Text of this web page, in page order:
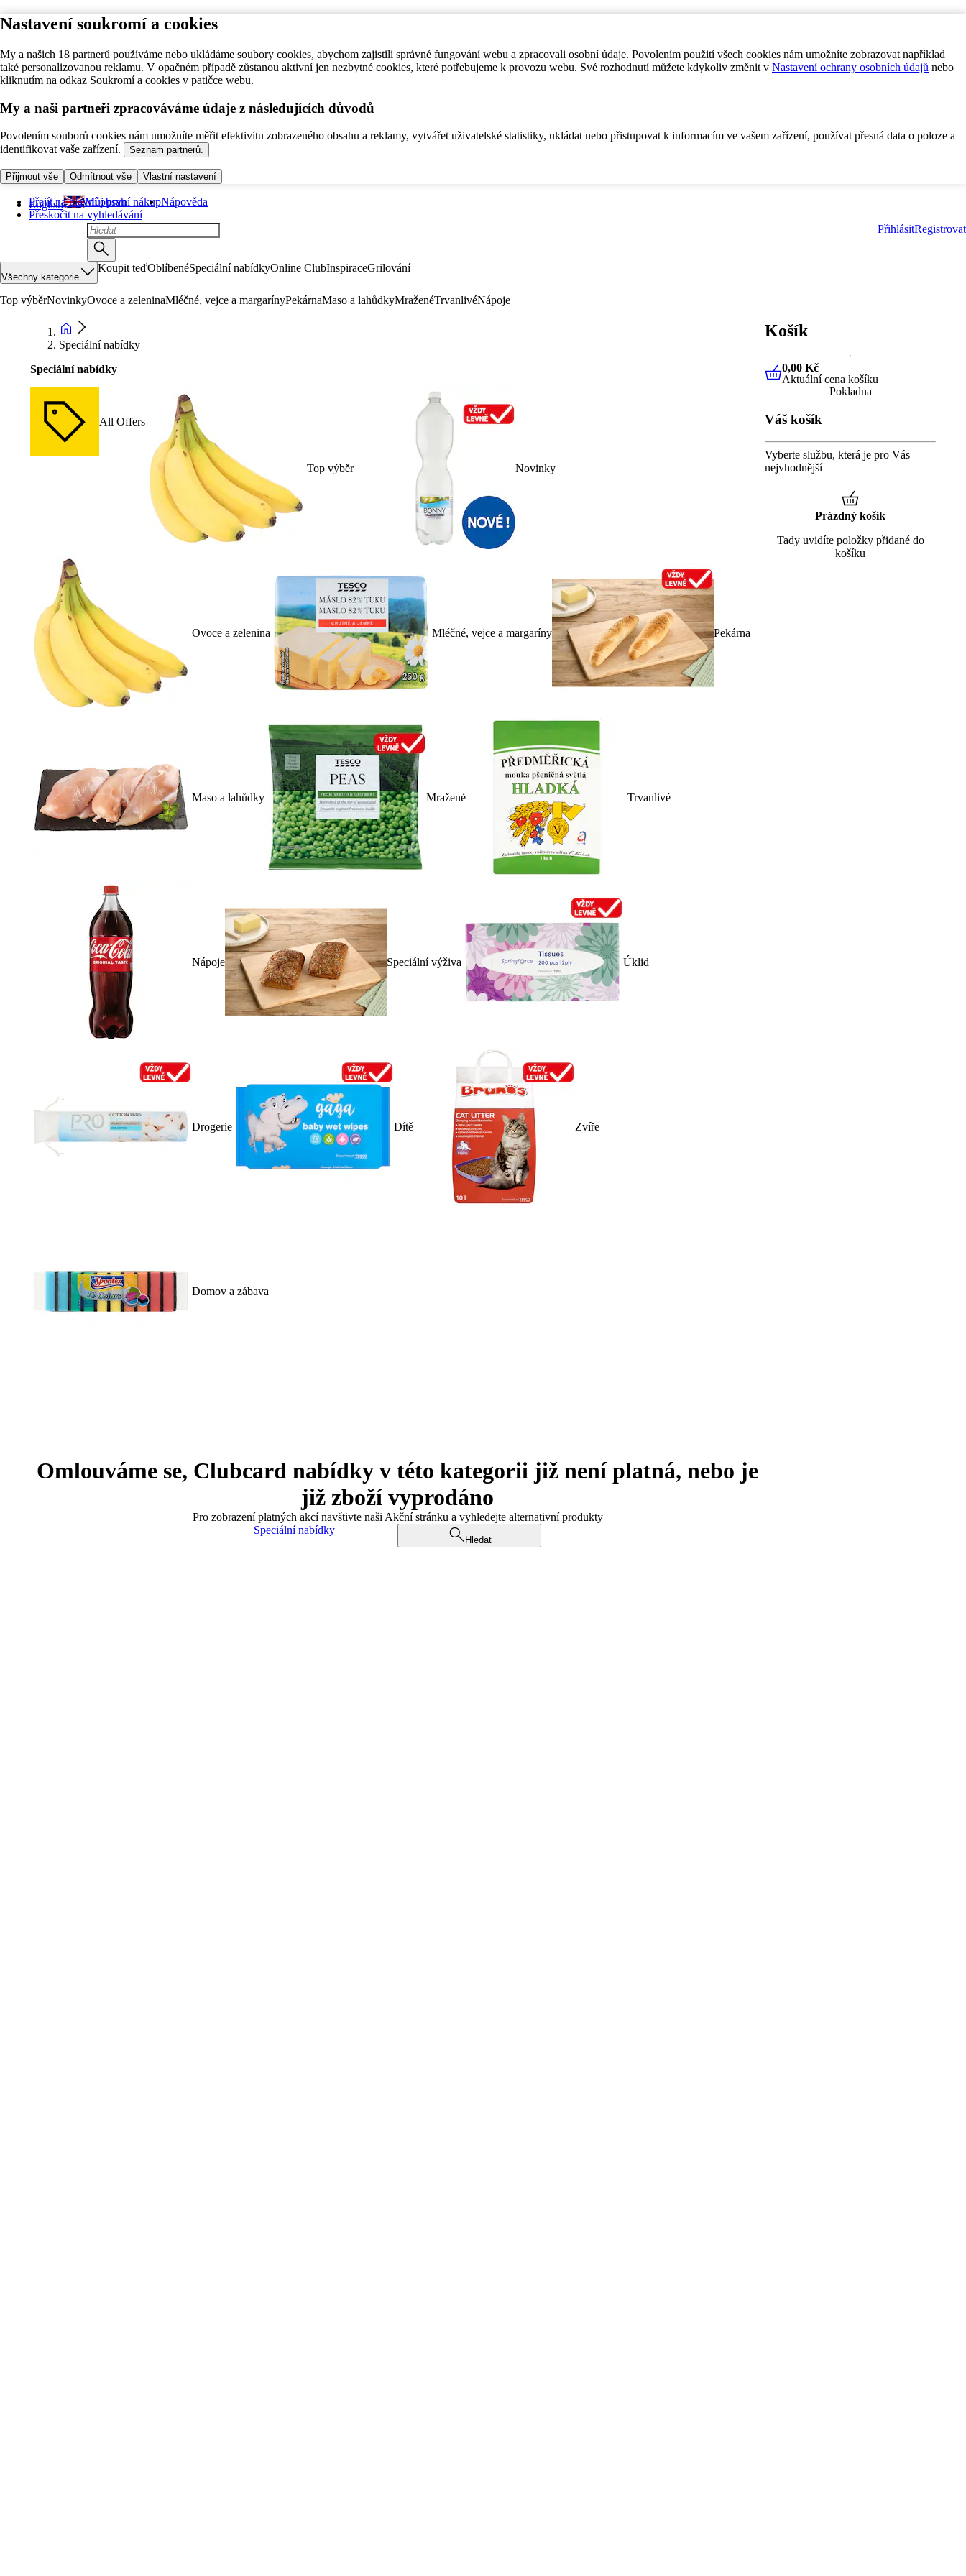
Nastavení soukromí a cookies
My a našich 18 partnerů používáme nebo ukládáme soubory cookies, abychom zajistili správné fungování webu a zpracovali osobní údaje. Povolením použití všech cookies nám umožníte zobrazovat například
také personalizovanou reklamu. V opačném případě zůstanou aktivní jen nezbytné cookies, které potřebujeme k provozu webu. Své rozhodnutí můžete kdykoliv změnit v Nastavení ochrany osobních údajů nebo
kliknutím na odkaz Soukromí a cookies v patičce webu.
My a naši partneři zpracováváme údaje z následujících důvodů
Povolením souborů cookies nám umožníte měřit efektivitu zobrazeného obsahu a reklamy, vytvářet uživatelské statistiky, ukládat nebo přistupovat k informacím ve vašem zařízení, používat přesná data o poloze a
identifikovat vaše zařízení.
Seznam partnerů.
Přijmout vše Odmítnout vše Vlastní nastavení
Přejít na hlavní obsah
Přeskočit na vyhledávání
English Můj první nákupNápověda
PřihlásitRegistrovat
Všechny kategorie
Koupit teďOblíbenéSpeciální nabídkyOnline ClubInspiraceGrilování
Top výběrNovinkyOvoce a zeleninaMléčné, vejce a margarínyPekárnaMaso a lahůdkyMraženéTrvanlivéNápoje
Speciální nabídky
Speciální nabídky
All Offers
Top výběr Novinky
Ovoce a zelenina Mléčné, vejce a margaríny Pekárna
Maso a lahůdky Mražené Trvanlivé
Nápoje Speciální výživa Úklid
Drogerie Dítě Zvíře
Domov a zábava
Omlouváme se, Clubcard nabídky v této kategorii již není platná, nebo je
již zboží vyprodáno
Pro zobrazení platných akcí navštivte naši Akční stránku a vyhledejte alternativní produkty
Speciální nabídky
Hledat
Košík
0,00 KčAktuální cena košíku
0,00 Kč
Aktuální cena košíku
Pokladna
Váš košík
Vyberte službu, která je pro Vás
nejvhodnější
Prázdný košík
Tady uvidíte položky přidané do
košíku